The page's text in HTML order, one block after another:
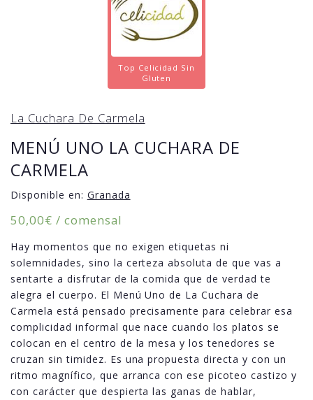
Top Celicidad Sin
Gluten
La Cuchara De Carmela
MENÚ UNO LA CUCHARA DE
CARMELA
Disponible en: Granada
50,00€ / comensal
Hay momentos que no exigen etiquetas ni
solemnidades, sino la certeza absoluta de que vas a
sentarte a disfrutar de la comida que de verdad te
alegra el cuerpo. El Menú Uno de La Cuchara de
Carmela está pensado precisamente para celebrar esa
complicidad informal que nace cuando los platos se
colocan en el centro de la mesa y los tenedores se
cruzan sin timidez. Es una propuesta directa y con un
ritmo magnífico, que arranca con ese picoteo castizo y
con carácter que despierta las ganas de hablar,